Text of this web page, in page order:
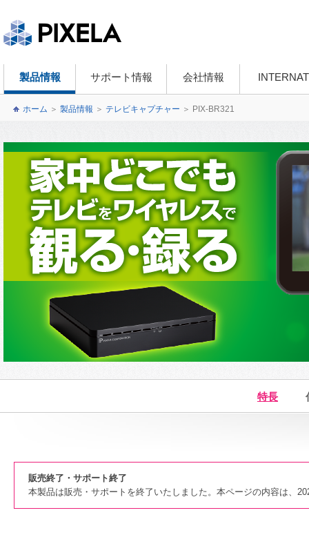
製品情報 サポート情報 会社情報
ホーム ＞ 製品情報 ＞ テレビキャプチャー ＞ PIX-BR321
特長
販売終了・サポート終了
本製品は販売・サポートを終了いたしました。本ページの内容は、